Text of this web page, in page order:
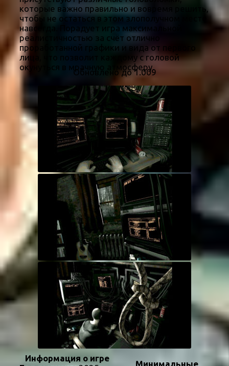
которые важно правильно и вовремя решить,
чтобы не остаться в этом злополучном месте
навсегда. Порадует игра максимальной
реалистичностью за счёт отлично
проработанной графики и вида от первого
лица, что позволит каждому с головой
окунуться в мрачную атмосферу.
Обновлено до 1.009
Информация о игре
Минимальные